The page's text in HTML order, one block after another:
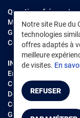
Notre site Rue du
technologies
offres adaptés à
meilleure
de visites. En
REFUSER
Questions fréquentes
Modes de règlements
Garantie et retours
Contacter Rue du
INFORMATIONS
Environnement
CGV /CGU
Données personnelles
Cookies
Gérer mes cookies